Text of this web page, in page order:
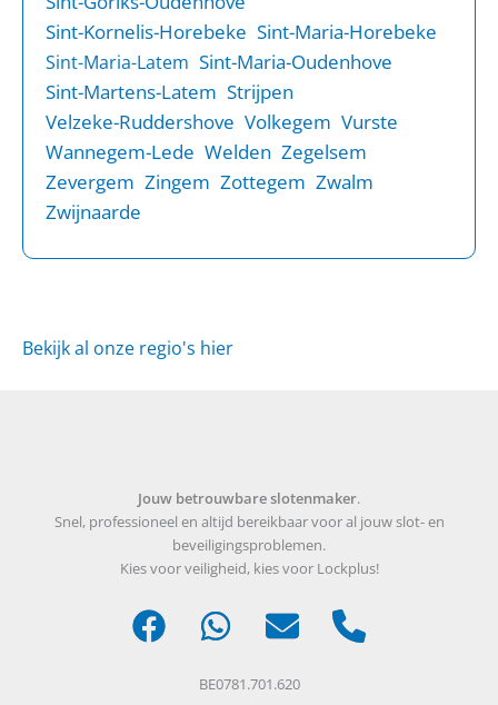
Sint-Kornelis-Horebeke Sint-Maria-Horebeke
Sint-Maria-Latem Sint-Maria-Oudenhove
Sint-Martens-Latem Strijpen
Velzeke-Ruddershove Volkegem Vurste
Wannegem-Lede Welden Zegelsem
Zevergem Zingem Zottegem Zwalm
Zwijnaarde
Bekijk al onze regio's hier
Jouw betrouwbare slotenmaker.
Snel, professioneel en altijd bereikbaar voor al jouw slot- en
beveiligingsproblemen.
Kies voor veiligheid, kies voor Lockplus!
BE0781.701.620